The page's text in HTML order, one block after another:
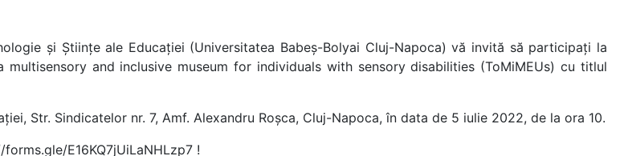
și Științe ale Educației (Universitatea Babeș-Bolyai Cluj-Napoca) vă invită să participați la
and inclusive museum for individuals with sensory disabilities (ToMiMEUs) cu titlul
Str. Sindicatelor nr. 7, Amf. Alexandru Roșca, Cluj-Napoca, în data de 5 iulie 2022, de la ora 10.
E16KQ7jUiLaNHLzp7 !